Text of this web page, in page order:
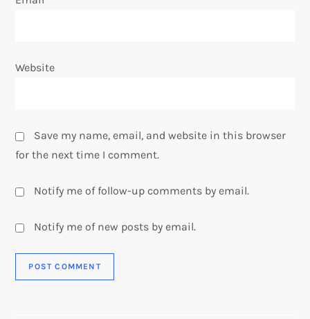
Website
Save my name, email, and website in this browser
for the next time I comment.
Notify me of follow-up comments by email.
Notify me of new posts by email.